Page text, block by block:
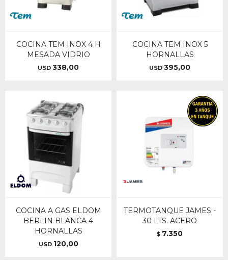
COCINA TEM INOX 4 H
MESADA VIDRIO
USD 338,00
COCINA TEM INOX 5
HORNALLAS
USD 395,00
COCINA A GAS ELDOM
BERLIN BLANCA 4
HORNALLAS
USD 120,00
TERMOTANQUE JAMES -
30 LTS. ACERO
$ 7.350